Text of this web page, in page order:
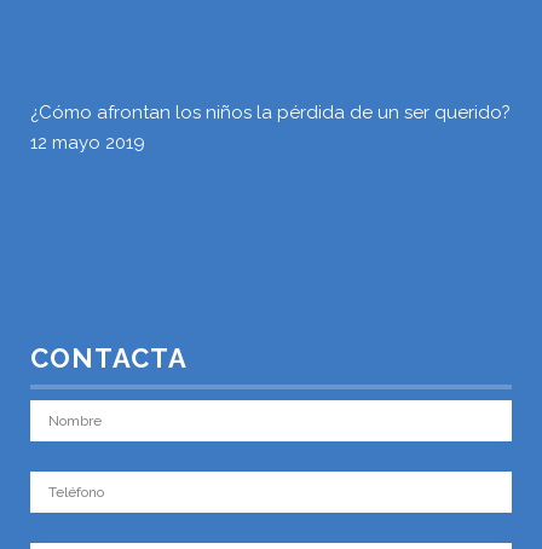
¿Cómo afrontan los niños la pérdida de un ser querido?
12 mayo 2019
CONTACTA